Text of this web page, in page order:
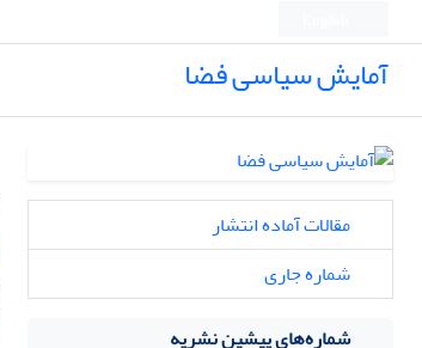
آمایش سیاسی فضا
مقالات آماده انتشار
شماره جاری
شماره‌های پیشین نشریه